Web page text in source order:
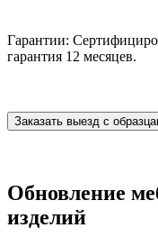
Гарантии:
гарантия 12 месяцев.
Заказать выезд с
Обновление
изделий